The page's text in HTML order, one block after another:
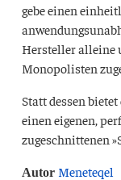
gebe einen
Hersteller alleine
Monopolisten
Statt dessen bietet
einen eigenen,
zugeschnittenen
Autor Meneteqel